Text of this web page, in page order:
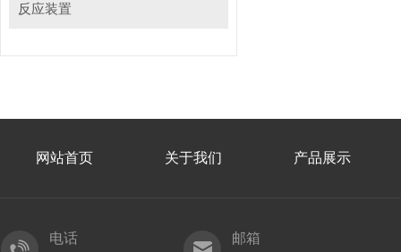
反应装置
网站首页 关于我们 产品展示
电话
邮箱